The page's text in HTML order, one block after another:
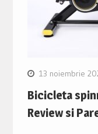
13 noiembrie
Bicicleta
Review si